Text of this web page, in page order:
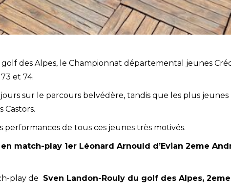
golf des Alpes, le Championnat départemental jeunes
et 74.
sur le parcours belvédère, tandis que les plus jeunes
Castors.
performances de tous ces jeunes très motivés.
match-play 1er Léonard Arnould d’Evian 2eme
play de Sven Landon-Rouly du golf des Alpes,